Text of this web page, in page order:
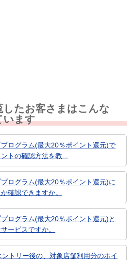
したお客さまはこんな
います
ログラム(最大20％ポイント還元)で
トの確認方法を教...
ログラム(最大20％ポイント還元)に
確認できますか。
ログラム(最大20％ポイント還元)と
ービスですか。
トリー後の、対象店舗利用分のポイ